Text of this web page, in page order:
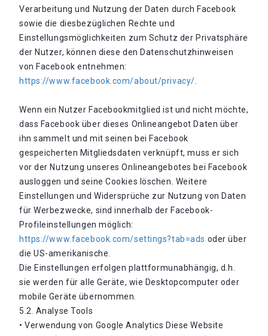
Verarbeitung und Nutzung der Daten durch Facebook
sowie die diesbezüglichen Rechte und
Einstellungsmöglichkeiten zum Schutz der Privatsphäre
der Nutzer, können diese den Datenschutzhinweisen
von Facebook entnehmen:
https://www.facebook.com/about/privacy/
Wenn ein Nutzer Facebookmitglied ist und nicht möchte,
dass Facebook über dieses Onlineangebot Daten über
ihn sammelt und mit seinen bei Facebook
gespeicherten Mitgliedsdaten verknüpft, muss er sich
vor der Nutzung unseres Onlineangebotes bei Facebook
ausloggen und seine Cookies löschen. Weitere
Einstellungen und Widersprüche zur Nutzung von Daten
für Werbezwecke, sind innerhalb der Facebook-
Profileinstellungen möglich:
https://www.facebook.com/settings?tab=ads oder über
die US-amerikanische.
Die Einstellungen erfolgen plattformunabhängig, d.h.
sie werden für alle Geräte, wie Desktopcomputer oder
mobile Geräte übernommen.
5.2. Analyse Tools
• Verwendung von Google Analytics Diese Website